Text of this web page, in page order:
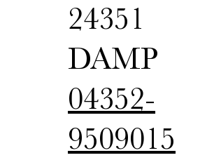
24351
DAMP
04352-
9509015